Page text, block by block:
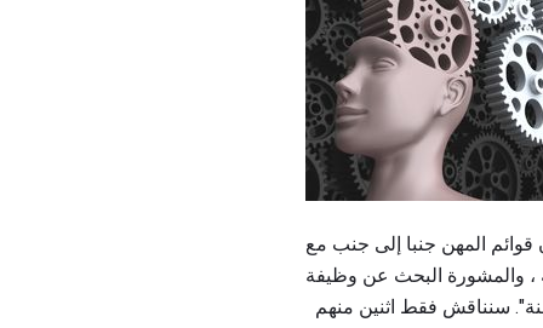
المهن جنبا إلى جنب مع
سنناقش فقط اثنين منهم